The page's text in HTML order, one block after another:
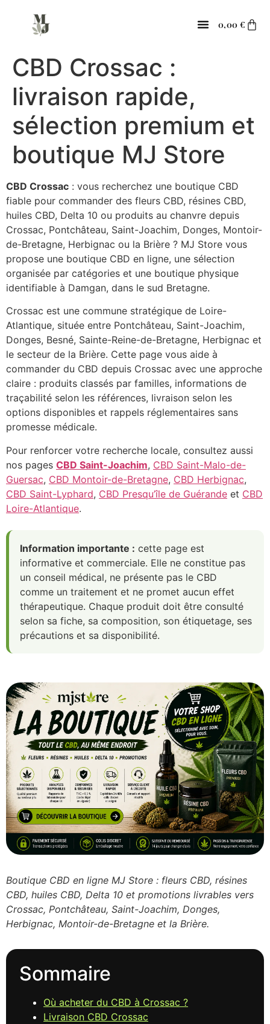
principal
0,00 €
CBD Crossac :
livraison rapide,
sélection premium et
boutique MJ Store
CBD Crossac : vous recherchez une boutique CBD
fiable pour commander des fleurs CBD, résines CBD,
huiles CBD, Delta 10 ou produits au chanvre depuis
Crossac, Pontchâteau, Saint-Joachim, Donges, Montoir-
de-Bretagne, Herbignac ou la Brière ? MJ Store vous
propose une boutique CBD en ligne, une sélection
organisée par catégories et une boutique physique
identifiable à Damgan, dans le sud Bretagne.
Crossac est une commune stratégique de Loire-
Atlantique, située entre Pontchâteau, Saint-Joachim,
Donges, Besné, Sainte-Reine-de-Bretagne, Herbignac et
le secteur de la Brière. Cette page vous aide à
commander du CBD depuis Crossac avec une approche
claire : produits classés par familles, informations de
traçabilité selon les références, livraison selon les
options disponibles et rappels réglementaires sans
promesse médicale.
Pour renforcer votre recherche locale, consultez aussi
nos pages CBD Saint-Joachim, CBD Saint-Malo-de-
Guersac, CBD Montoir-de-Bretagne, CBD Herbignac,
CBD Saint-Lyphard, CBD Presqu’île de Guérande et CBD
Loire-Atlantique.
Information importante : cette page est
informative et commerciale. Elle ne constitue pas
un conseil médical, ne présente pas le CBD
comme un traitement et ne promet aucun effet
thérapeutique. Chaque produit doit être consulté
selon sa fiche, sa composition, son étiquetage, ses
précautions et sa disponibilité.
Boutique CBD en ligne MJ Store : fleurs CBD, résines
CBD, huiles CBD, Delta 10 et promotions livrables vers
Crossac, Pontchâteau, Saint-Joachim, Donges,
Herbignac, Montoir-de-Bretagne et la Brière.
Sommaire
Où acheter du CBD à Crossac ?
Livraison CBD Crossac